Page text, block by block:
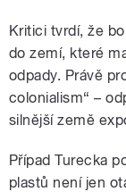
Kritici tvrdí, že
do zemí, které
odpady. Právě
colonialism“ –
silnější země
Případ Turecka
plastů není jen